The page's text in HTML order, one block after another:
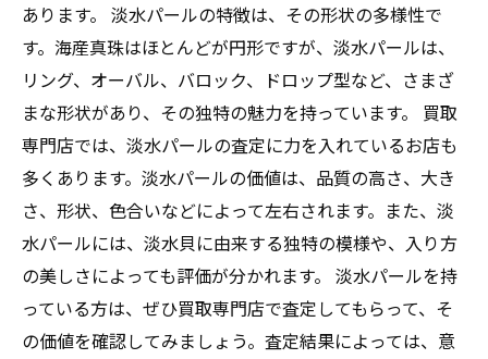
あります。 淡水パールの特徴は、その形状の多様性で
す。海産真珠はほとんどが円形ですが、淡水パールは、
リング、オーバル、バロック、ドロップ型など、さまざ
まな形状があり、その独特の魅力を持っています。 買取
専門店では、淡水パールの査定に力を入れているお店も
多くあります。淡水パールの価値は、品質の高さ、大き
さ、形状、色合いなどによって左右されます。また、淡
水パールには、淡水貝に由来する独特の模様や、入り方
の美しさによっても評価が分かれます。 淡水パールを持
っている方は、ぜひ買取専門店で査定してもらって、そ
の価値を確認してみましょう。査定結果によっては、意